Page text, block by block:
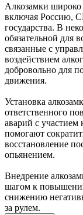
Алкозамки широко
включая Россию,
государства. В
обязательной для
связанные с
воздействием
добровольно для
движения.
Установка
ответственного
аварий с участием
помогают
восстановление
опьянением.
Внедрение
шагом к
снижению
за рулем.